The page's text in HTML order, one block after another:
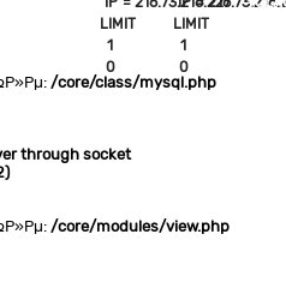
LIMIT
1
0
LIMIT
1
0
/core/class/mysql.php
through socket
/core/modules/view.php